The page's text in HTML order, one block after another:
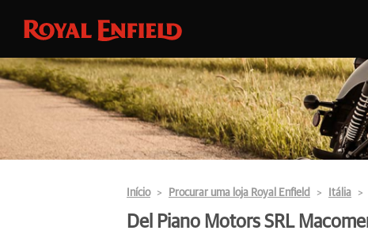
Início Procurar uma loja Royal Enfield Itália
Del Piano Motors SRL